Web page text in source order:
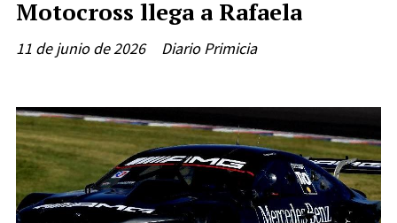
Motocross llega a Rafaela
Diario Primicia
11 de junio de 2026